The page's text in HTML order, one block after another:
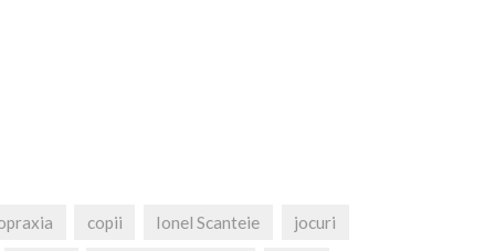
copii Ionel Scanteie jocuri